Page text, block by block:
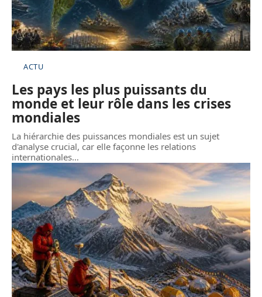
ACTU
Les pays les plus puissants du
monde et leur rôle dans les crises
mondiales
La hiérarchie des puissances mondiales est un sujet
d'analyse crucial, car elle façonne les relations
internationales…